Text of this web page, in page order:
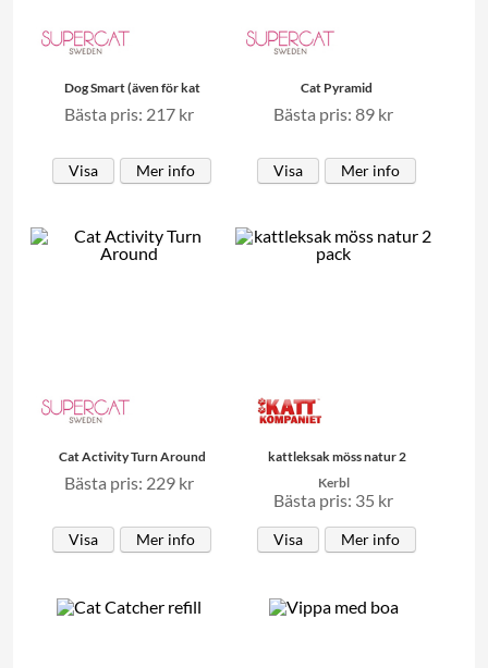
Dog Smart (även för kat
Bästa pris: 217 kr
Visa Mer info
Cat Pyramid
Bästa pris: 89 kr
Visa Mer info
Cat Activity Turn Around
Bästa pris: 229 kr
Visa Mer info
kattleksak möss natur 2
Kerbl
Bästa pris: 35 kr
Visa Mer info